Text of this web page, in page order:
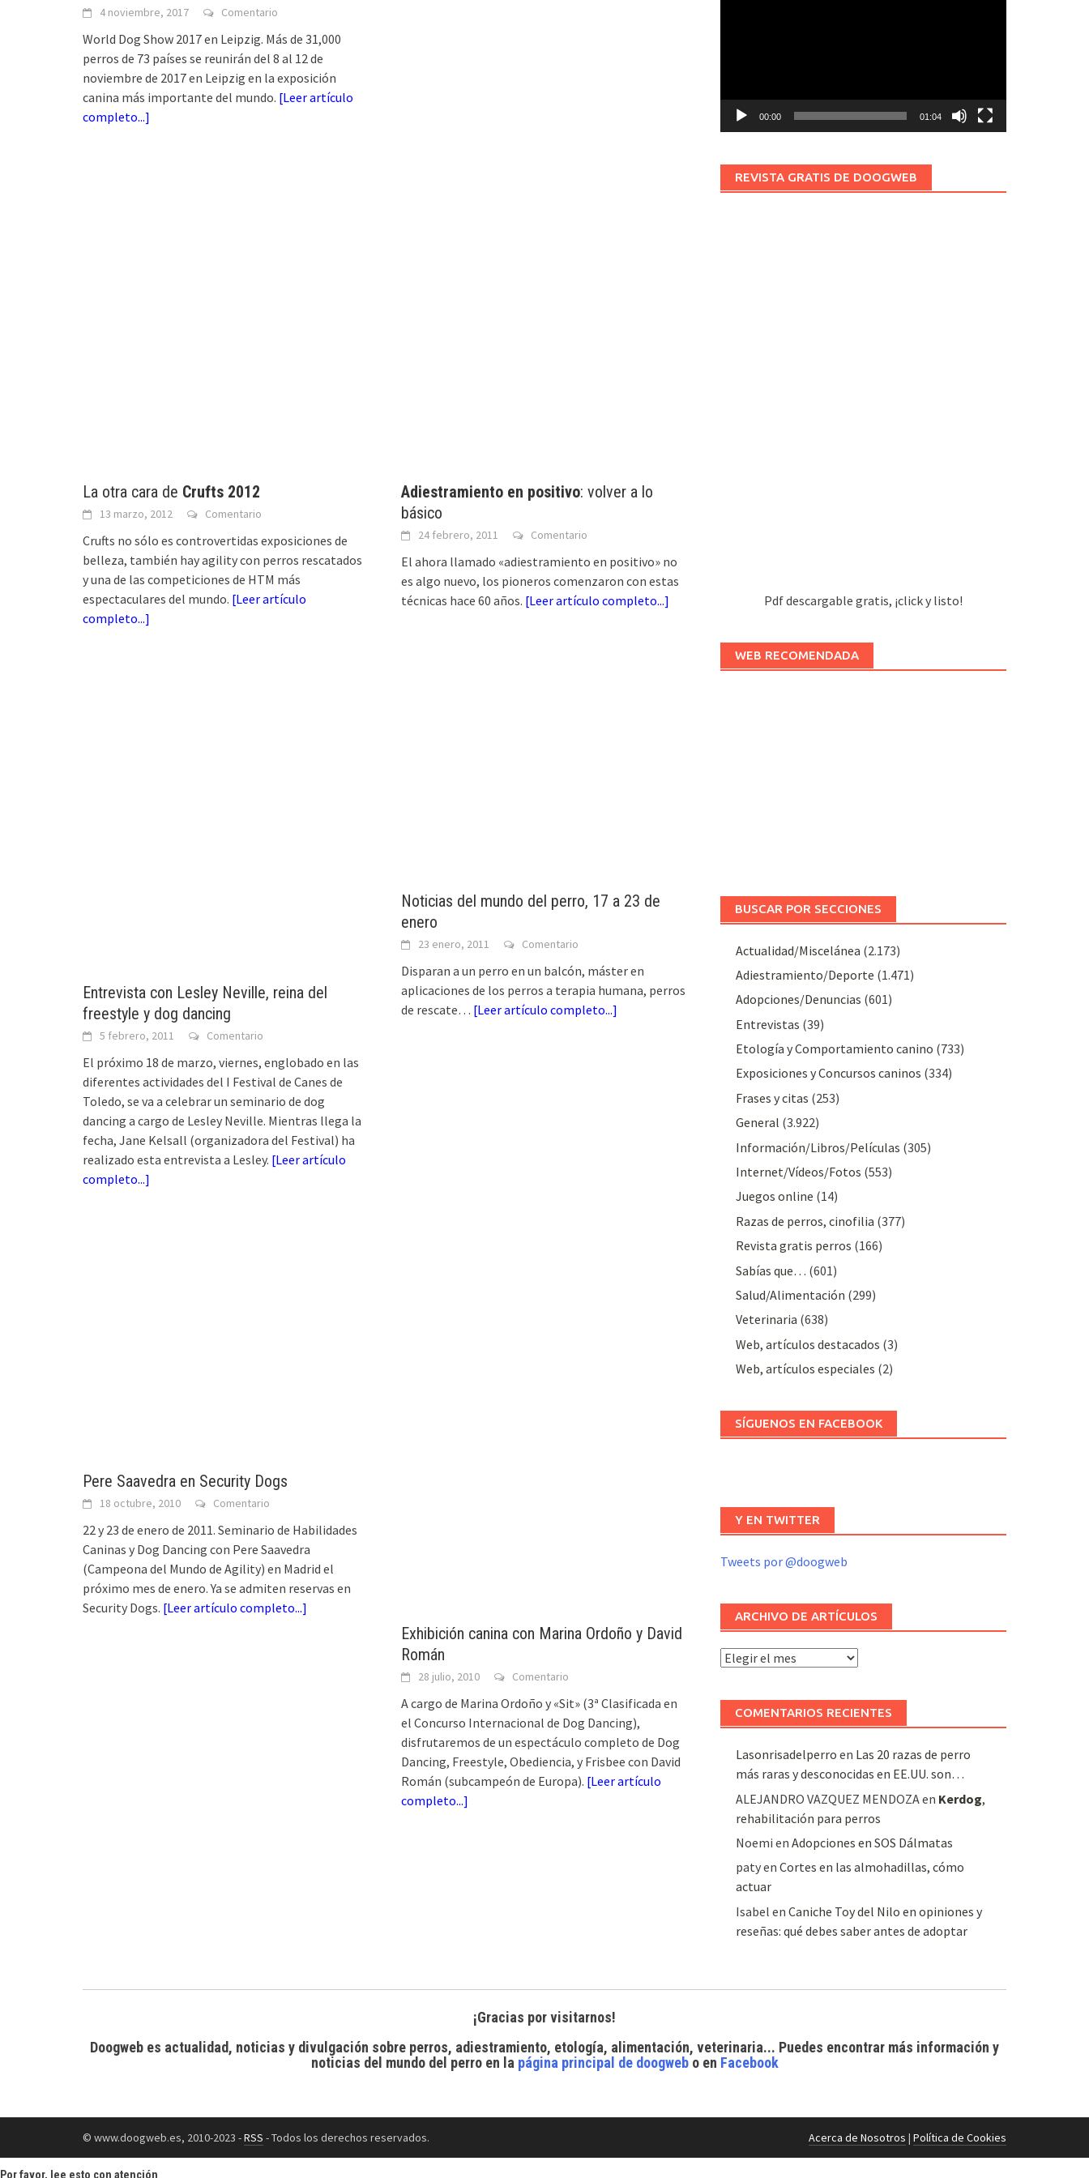
4 noviembre, 2017 Comentario
World Dog Show 2017 en Leipzig. Más de 31,000
perros de 73 países se reunirán del 8 al 12 de
noviembre de 2017 en Leipzig en la exposición
canina más importante del mundo. [Leer artículo
completo...]
La otra cara de Crufts 2012
13 marzo, 2012 Comentario
Crufts no sólo es controvertidas exposiciones de
belleza, también hay agility con perros rescatados
y una de las competiciones de HTM más
espectaculares del mundo. [Leer artículo
completo...]
Adiestramiento en positivo: volver a lo
básico
24 febrero, 2011 Comentario
El ahora llamado «adiestramiento en positivo» no
es algo nuevo, los pioneros comenzaron con estas
técnicas hace 60 años. [Leer artículo completo...]
Entrevista con Lesley Neville, reina del
freestyle y dog dancing
5 febrero, 2011 Comentario
El próximo 18 de marzo, viernes, englobado en las
diferentes actividades del I Festival de Canes de
Toledo, se va a celebrar un seminario de dog
dancing a cargo de Lesley Neville. Mientras llega la
fecha, Jane Kelsall (organizadora del Festival) ha
realizado esta entrevista a Lesley. [Leer artículo
completo...]
Noticias del mundo del perro, 17 a 23 de
enero
23 enero, 2011 Comentario
Disparan a un perro en un balcón, máster en
aplicaciones de los perros a terapia humana, perros
de rescate… [Leer artículo completo...]
Pere Saavedra en Security Dogs
18 octubre, 2010 Comentario
22 y 23 de enero de 2011. Seminario de Habilidades
Caninas y Dog Dancing con Pere Saavedra
(Campeona del Mundo de Agility) en Madrid el
próximo mes de enero. Ya se admiten reservas en
Security Dogs. [Leer artículo completo...]
Exhibición canina con Marina Ordoño y David
Román
28 julio, 2010 Comentario
A cargo de Marina Ordoño y «Sit» (3ª Clasificada en
el Concurso Internacional de Dog Dancing),
disfrutaremos de un espectáculo completo de Dog
Dancing, Freestyle, Obediencia, y Frisbee con David
Román (subcampeón de Europa). [Leer artículo
completo...]
00:00 01:04
REVISTA GRATIS DE DOOGWEB
Pdf descargable gratis, ¡click y listo!
WEB RECOMENDADA
BUSCAR POR SECCIONES
Actualidad/Miscelánea (2.173)
Adiestramiento/Deporte (1.471)
Adopciones/Denuncias (601)
Entrevistas (39)
Etología y Comportamiento canino (733)
Exposiciones y Concursos caninos (334)
Frases y citas (253)
General (3.922)
Información/Libros/Películas (305)
Internet/Vídeos/Fotos (553)
Juegos online (14)
Razas de perros, cinofilia (377)
Revista gratis perros (166)
Sabías que… (601)
Salud/Alimentación (299)
Veterinaria (638)
Web, artículos destacados (3)
Web, artículos especiales (2)
SÍGUENOS EN FACEBOOK
Y EN TWITTER
Tweets por @doogweb
ARCHIVO DE ARTÍCULOS
Archivo
artículos
COMENTARIOS RECIENTES
Lasonrisadelperro en Las 20 razas de perro
más raras y desconocidas en EE.UU. son…
ALEJANDRO VAZQUEZ MENDOZAen Kerdog,
rehabilitación para perros
Noemi en Adopciones en SOS Dálmatas
patyen Cortes en las almohadillas, cómo
actuar
Isabel en Caniche Toy del Nilo en opiniones y
reseñas: qué debes saber antes de adoptar
¡Gracias por visitarnos!
Doogweb es actualidad, noticias y divulgación sobre perros, adiestramiento, etología, alimentación, veterinaria... Puedes encontrar más información y
noticias del mundo del perroen la página principal de doogwebo en Facebook
© www.doogweb.es, 2010-2023 -RSS - Todos los derechos reservados. Acerca de Nosotros | Política de Cookies
Por favor, lee esto con atención